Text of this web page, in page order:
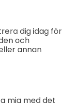
dig idag för
och
annan
mig med det